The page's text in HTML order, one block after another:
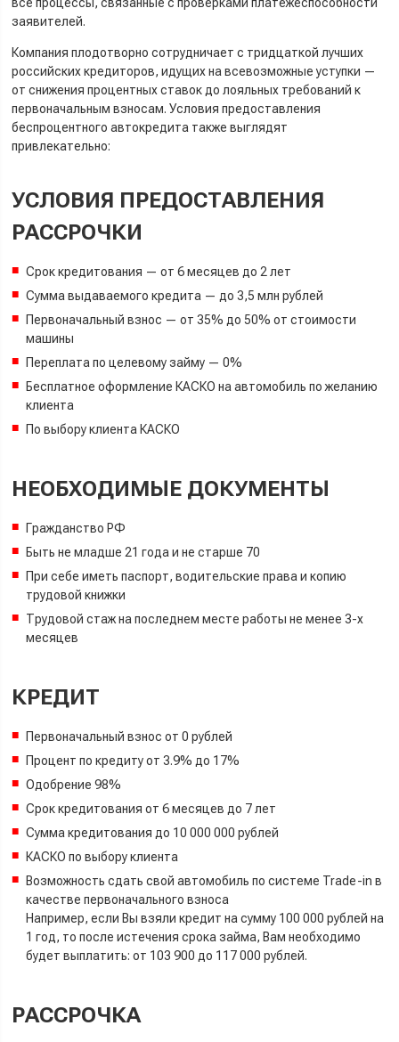
заявителей.
Компания плодотворно сотрудничает с тридцаткой лучших
российских кредиторов, идущих на всевозможные уступки —
от снижения процентных ставок до лояльных требований к
первоначальным взносам. Условия предоставления
беспроцентного автокредита также выглядят
привлекательно:
УСЛОВИЯ ПРЕДОСТАВЛЕНИЯ
РАССРОЧКИ
Cрок кредитования — от 6 месяцев до 2 лет
Cумма выдаваемого кредита — до 3,5 млн рублей
Первоначальный взнос — от 35% до 50% от стоимости
машины
Переплата по целевому займу — 0%
Бесплатное оформление КАСКО на автомобиль по желанию
клиента
По выбору клиента КАСКО
НЕОБХОДИМЫЕ ДОКУМЕНТЫ
Гражданство РФ
Быть не младше 21 года и не старше 70
При себе иметь паспорт, водительские права и копию
трудовой книжки
Трудовой стаж на последнем месте работы не менее 3-х
месяцев
КРЕДИТ
Первоначальный взнос от 0 рублей
Процент по кредиту от 3.9% до 17%
Одобрение 98%
Срок кредитования от 6 месяцев до 7 лет
Сумма кредитования до 10 000 000 рублей
КАСКО по выбору клиента
Возможность сдать свой автомобиль по системе Trade-in в
качестве первоначального взноса
Например, если Вы взяли кредит на сумму 100 000 рублей на
1 год, то после истечения срока займа, Вам необходимо
будет выплатить: от 103 900 до 117 000 рублей.
РАССРОЧКА